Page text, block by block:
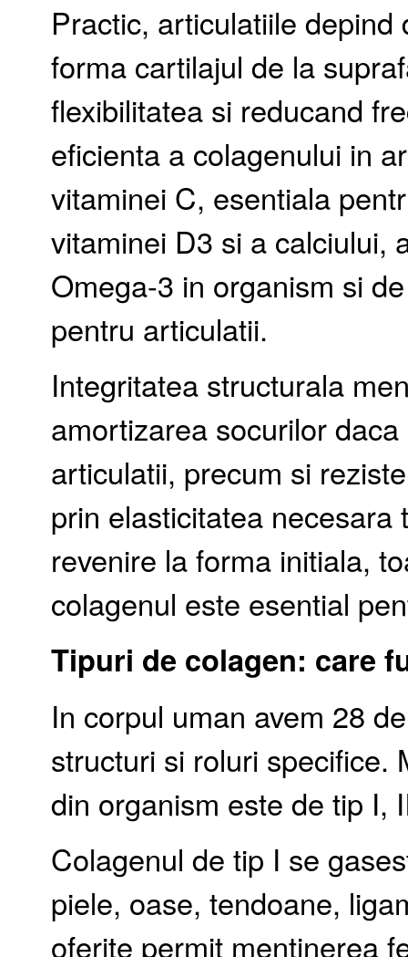
Practic, articulatiile
forma cartilajul de la
flexibilitatea si reducand
eficienta a colagenului in
vitaminei C, esentiala
vitaminei D3 si a calciului,
Omega-3 in organism si
pentru articulatii.
Integritatea structurala
amortizarea socurilor
articulatii, precum si
prin elasticitatea
revenire la forma initiala,
colagenul este esential
Tipuri de colagen: care
In corpul uman avem 28
structuri si roluri specifice.
din organism este de tip I,
Colagenul de tip I se
piele, oase, tendoane,
oferite permit mentinerea